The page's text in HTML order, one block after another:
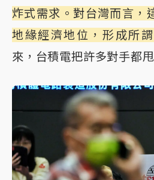
炸式需求。對台灣而言，
地緣經濟地位，形成所謂
來，台積電把許多對手都